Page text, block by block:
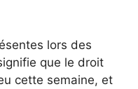
lors des
que le droit
cette semaine, et